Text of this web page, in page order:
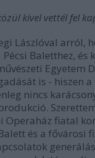
kivel vettél fel
Lászlóval arról,
Pécsi Baletthez, és
Egyetem
is - hiszen a
nincs
Operaház fiatal
és a fővárosi